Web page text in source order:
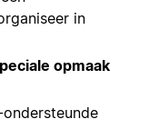
in
opmaak